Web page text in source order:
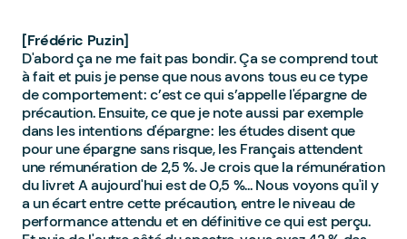
[Frédéric Puzin]
D'abord ça ne me fait pas bondir. Ça se comprend tout
à fait et puis je pense que nous avons tous eu ce type
de comportement : c’est ce qui s’appelle l'épargne de
précaution. Ensuite, ce que je note aussi par exemple
dans les intentions d'épargne : les études disent que
pour une épargne sans risque, les Français attendent
une rémunération de 2,5 %. Je crois que la rémunération
du livret A aujourd'hui est de 0,5 %... Nous voyons qu'il y
a un écart entre cette précaution, entre le niveau de
performance attendu et en définitive ce qui est perçu.